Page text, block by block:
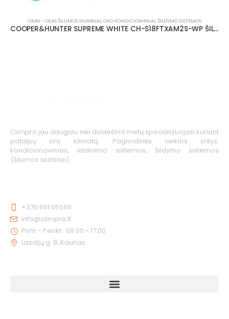
ORAS - ORAS ŠILUMOS SIURBLIAI,ORO KONDICIONIERIAI,ŠILDYMO SISTEMOS
COOPER&HUNTER SUPREME WHITE CH-S18FTXAM2S-WP ŠILUMOS SIURBLYS 5.57/5.30 KW
Climpro jau daugiau nei dvidešimt metų specializuojasi kuriant
patalpų oro klimatą. Pagrindinės veiklos sritys:
kondicionavimas, vėdinimo sistemos, šildymo sistemos
(šilumos siurbliai).
+370 661 05566
info@climpro.lt
Pirm - Penkt : 08:00 - 17:00
Lazdijų g. 8, Kaunas